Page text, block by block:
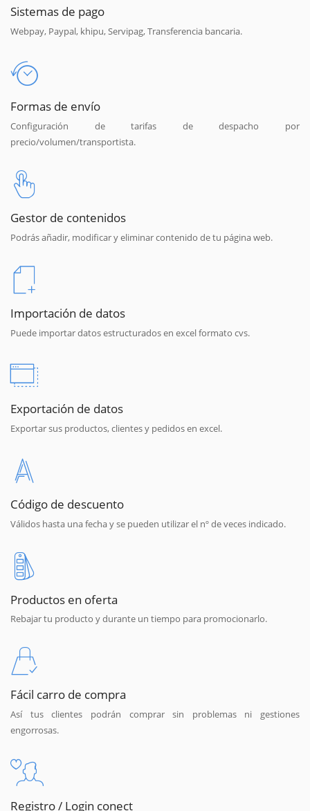
Sistemas de pago
Webpay, Paypal, khipu, Servipag, Transferencia bancaria.
Formas de envío
Configuración de tarifas de despacho por
precio/volumen/transportista.
Gestor de contenidos
Podrás añadir, modificar y eliminar contenido de tu página web.
Importación de datos
Puede importar datos estructurados en excel formato cvs.
Exportación de datos
Exportar sus productos, clientes y pedidos en excel.
Código de descuento
Válidos hasta una fecha y se pueden utilizar el nº de veces indicado.
Productos en oferta
Rebajar tu producto y durante un tiempo para promocionarlo.
Fácil carro de compra
Así tus clientes podrán comprar sin problemas ni gestiones
engorrosas.
Registro / Login conect